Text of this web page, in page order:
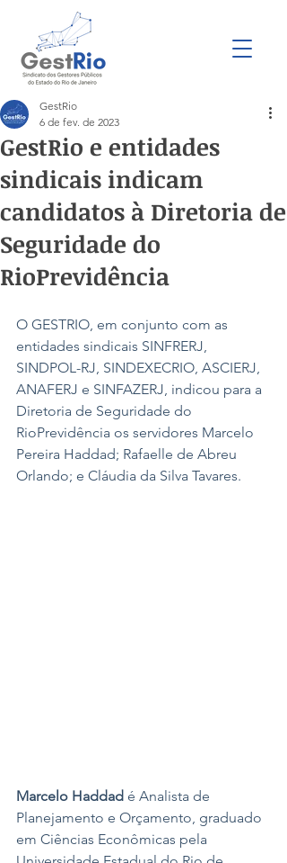
GestRio e entidades
sindicais indicam
candidatos à Diretoria de
Seguridade do
RioPrevidência
GestRio
6 de fev. de 2023
O GESTRIO, em conjunto com as
entidades sindicais SINFRERJ,
SINDPOL-RJ, SINDEXECRIO, ASCIERJ,
ANAFERJ e SINFAZERJ, indicou para a
Diretoria de Seguridade do
RioPrevidência os servidores Marcelo
Pereira Haddad; Rafaelle de Abreu
Orlando; e Cláudia da Silva Tavares.
Marcelo Haddad é Analista de
Planejamento e Orçamento, graduado
em Ciências Econômicas pela